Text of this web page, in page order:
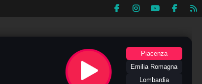
Piacenza
Emilia Romagna
Lombardia